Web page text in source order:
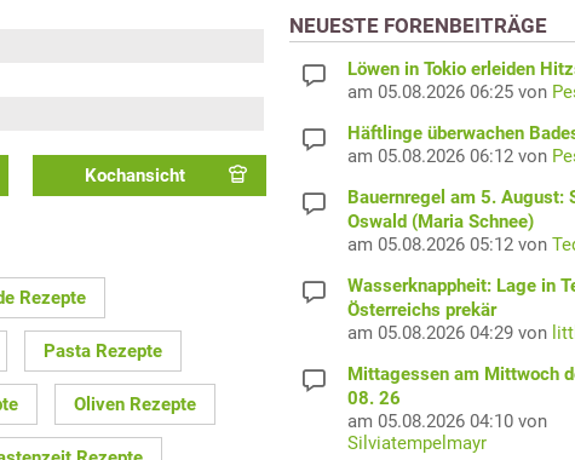
Kochansicht
Rezepte
Pasta Rezepte
Oliven Rezepte
NEUESTE FORENBEITRÄGE
Löwen in Tokio erleiden
am 05.08.2026 06:25 von
Häftlinge überwachen
am 05.08.2026 06:12 von
Bauernregel am 5. August:
Oswald (Maria Schnee)
am 05.08.2026 05:12 von
Wasserknappheit: Lage in
Österreichs prekär
am 05.08.2026 04:29 von
Mittagessen am Mittwoch
08. 26
am 05.08.2026 04:10 von
Silviatempelmayr